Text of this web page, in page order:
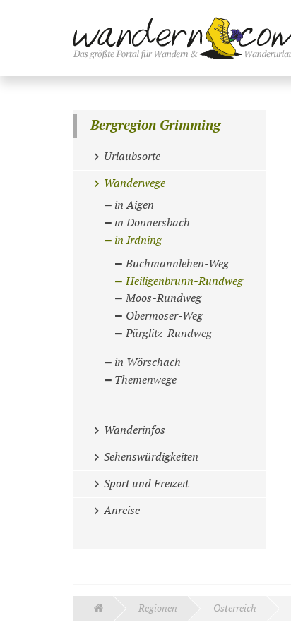
Bergregion Grimming
Urlaubsorte
Wanderwege
in Aigen
in Donnersbach
in Irdning
Buchmannlehen-Weg
Heiligenbrunn-Rundweg
Moos-Rundweg
Obermoser-Weg
Pürglitz-Rundweg
in Wörschach
Themenwege
Wanderinfos
Sehenswürdigkeiten
Sport und Freizeit
Anreise
Regionen Österreich